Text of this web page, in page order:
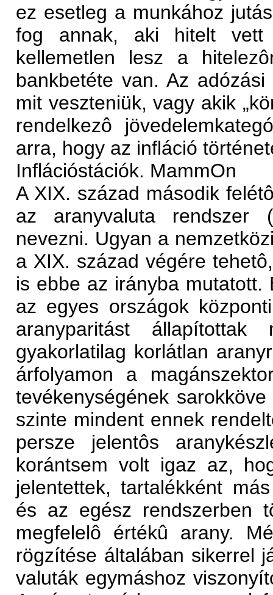
ez esetleg a munkához
fog annak, aki hitelt
kellemetlen lesz a
bankbetéte van. Az
mit veszteniük, vagy akik
rendelkezô
arra, hogy az infláció
Inflációstációk. MammOn
A XIX. század második
az aranyvaluta rendszer
nevezni. Ugyan a
a XIX. század végére
is ebbe az irányba
az egyes országok
aranyparitást
gyakorlatilag korlátlan
árfolyamon a
tevékenységének
szinte mindent ennek
persze jelentôs
korántsem volt igaz az,
jelentettek, tartalékként
és az egész rendszerben
megfelelô értékû arany.
rögzítése általában sikerrel
valuták egymáshoz